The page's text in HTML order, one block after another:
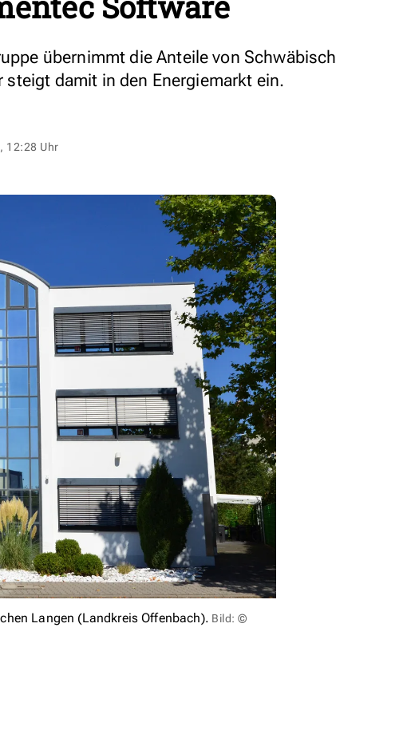
übernimmt die Anteile von Schwäbisch
steigt damit in den Energiemarkt ein.
12:28 Uhr
Langen (Landkreis Offenbach). Bild: ©